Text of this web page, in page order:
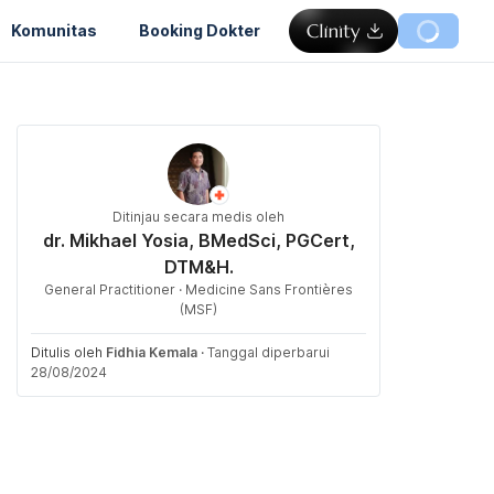
Komunitas Booking Dokter
Ditinjau secara medis oleh
dr. Mikhael Yosia, BMedSci, PGCert,
DTM&H.
General Practitioner · Medicine Sans Frontières
(MSF)
Ditulis oleh Fidhia Kemala · Tanggal diperbarui
28/08/2024